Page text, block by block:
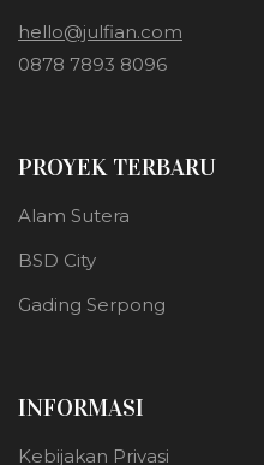
hello@julfian.com
0878 7893 8096
PROYEK TERBARU
Alam Sutera
BSD City
Gading Serpong
INFORMASI
Kebijakan Privasi